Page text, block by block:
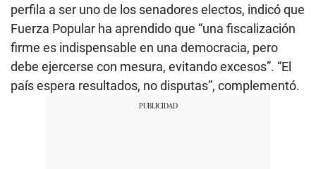
perfila a ser uno de los senadores electos, indicó que
Fuerza Popular ha aprendido que “una fiscalización
firme es indispensable en una democracia, pero
debe ejercerse con mesura, evitando excesos”. “El
país espera resultados, no disputas”, complementó.